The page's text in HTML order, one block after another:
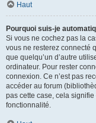
Haut
Pourquoi suis-je
Si vous ne cochez pas la
vous ne resterez connecté
que quelqu’un d’autre
ordinateur. Pour rester
connexion. Ce n’est pas
accéder au forum
pas cette case, cela
fonctionnalité.